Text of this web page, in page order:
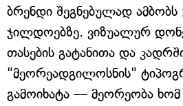
ბრენდი შეგნებულად
ჯილდოებზე. ვიზუალურ
თასების გატანითა და
"მეორეადგილოსნის"
გამოიხატა — მეორეობა ხომ